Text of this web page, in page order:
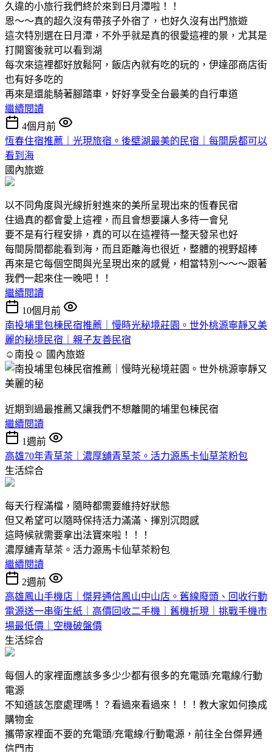
久違的小旅行我們終於來到日月潭啦！！
恩～～真的超久沒有帶孩子外宿了，也好久沒有出門旅遊
這次特別選在日月潭，不外乎就是真的很愛這裡的景，尤其是
打開窗後就可以看到湖
每次來這裡都好放鬆阿，飯店內就有吃的玩的，伊達邵商店街
也有好多吃的
再來是還能騎著腳踏車，好好享受全台最美的自行車道
繼續閱讀
4個月前
恆春住宿推薦｜光現旅宿。後壁湖最美的民宿｜每間房都可以
看到海
國內旅遊
以不同角度與光線折射進來的美所呈現出來的恆春民宿
住過真的都會愛上這裡，而且會想要讓人多待一會兒
要不是有行程安排，真的可以在這裡待一整天發呆也好
每間房間都能看到海，而且距離海也很近，整體的視野超棒
再來是它每個空間與光呈現出來的感覺，相當特別～～～跟著
我們一起來住一晚吧！！
繼續閱讀
10個月前
南投埔里包棟民宿推薦｜慢時光秘境莊園。世外桃源寧靜又美
麗的秘境民宿｜親子友善民宿
☺南投☺ 國內旅遊
近期到過最推薦又讓我們不想離開的埔里包棟民宿
繼續閱讀
1週前
高雄70年青草茶｜濃厚舖青草茶。活力源馬卡仙草茶粉包
生活綜合
每天行程滿檔，隨時都需要維持好狀態
但又希望可以隨時保持活力滿滿、揮別沉悶感
這時候就需要拿出法寶來啦！！！
濃厚舖青草茶。活力源馬卡仙草茶粉包
繼續閱讀
2週前
高雄鳳山手機店｜傑昇通信鳳山中山店。舊線廢頭、回收行動
電源送一串衛生紙｜高價回收二手機｜舊機折現｜挑戰手機市
場最低價｜空機破盤價
生活綜合
每個人的家裡面應該多多少少都有很多的充電頭/充電線/行動
電源
不知道該怎麼處理嗎！？看過來看過來！！！教大家如何換成
購物金
攜帶家裡面不要的充電頭/充電線/行動電源，前往全台傑昇通
信門市